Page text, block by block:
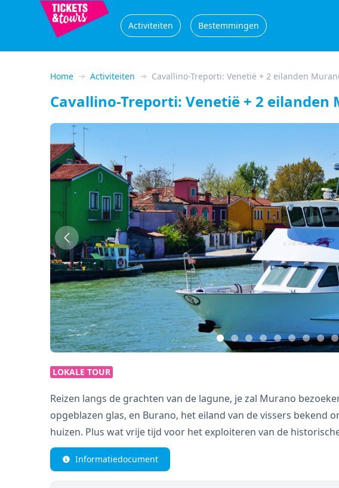
Activiteiten Bestemmingen
Home Activiteiten Cavallino-Treporti: Venetië + 2 eilanden
Cavallino-Treporti: Venetië + 2
Vorig
LOKALE TOUR
Reizen langs de grachten van de lagune, je zal Murano
opgeblazen glas, en Burano, het eiland van de vissers bekend
huizen. Plus wat vrije tijd voor het exploiteren van de
Informatiedocument